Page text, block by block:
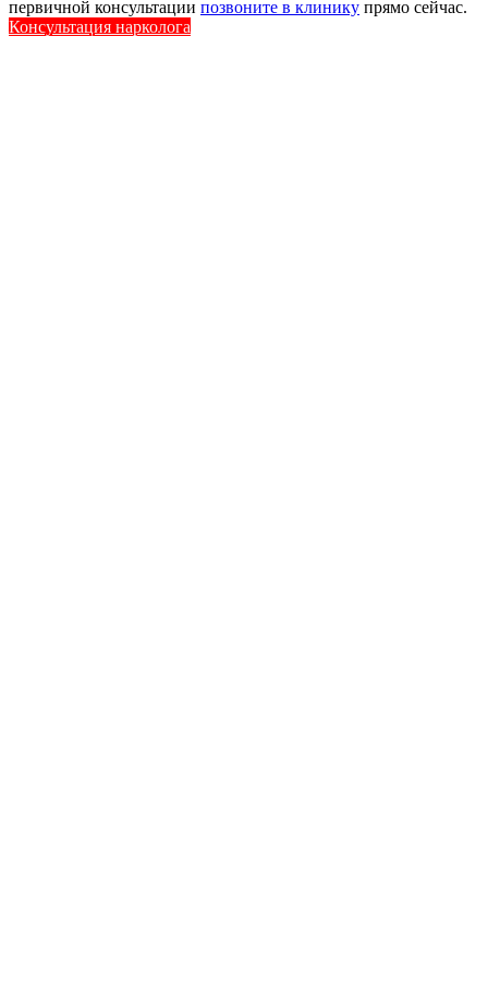
первичной консультации позвоните в клинику прямо сейчас.
Консультация нарколога